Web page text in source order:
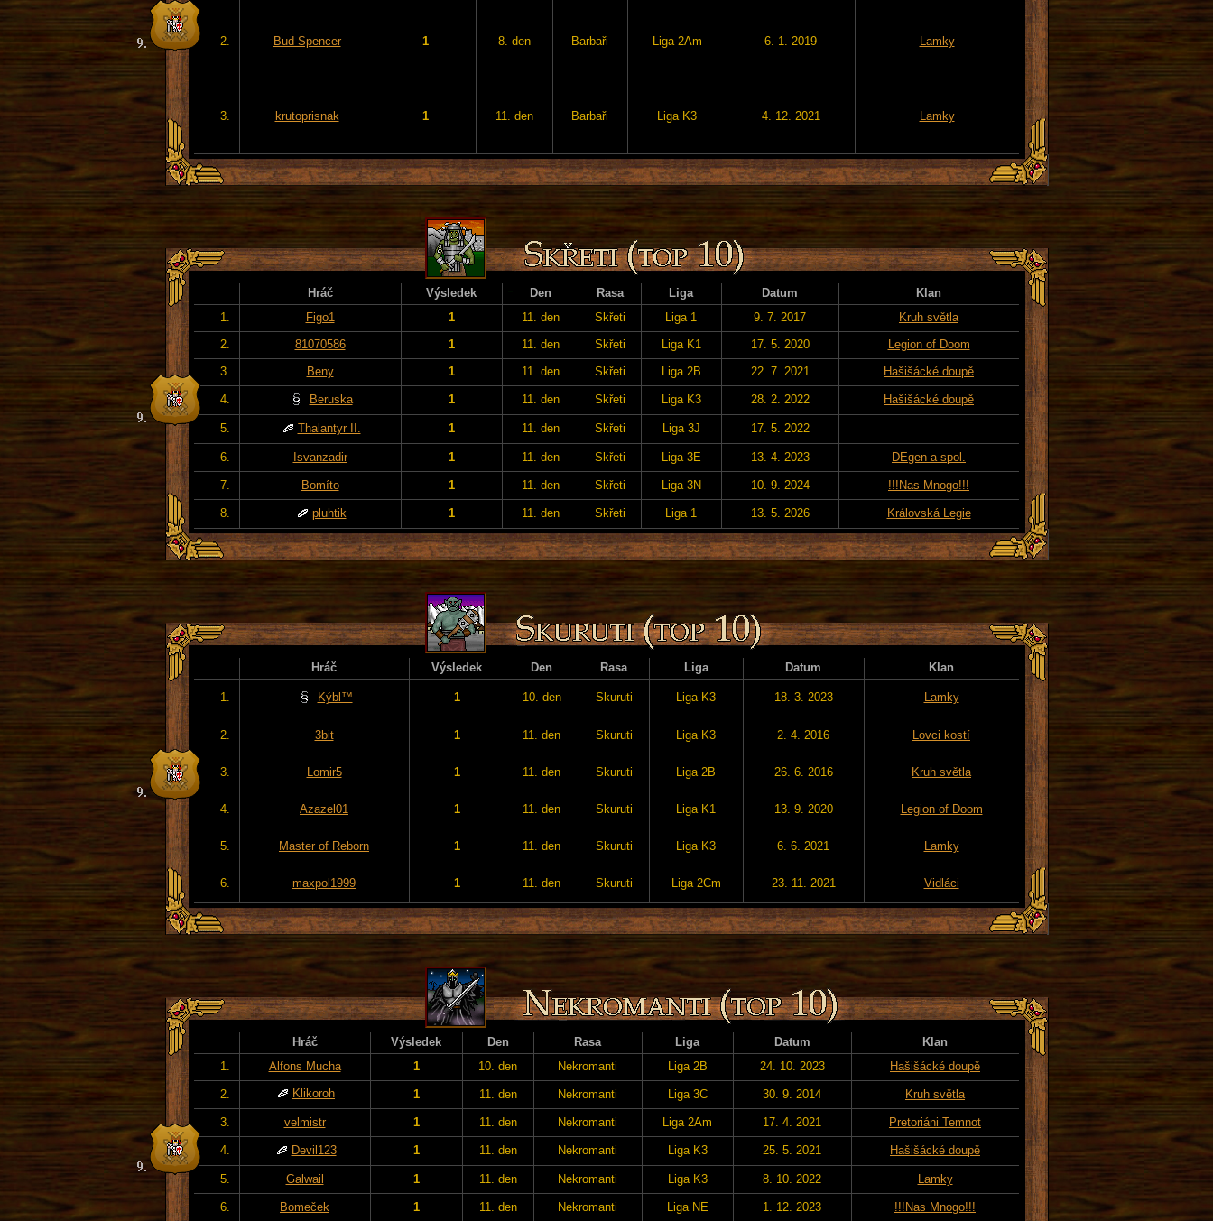
2. Bud Spencer 1 8. den Barbaři Liga 2Am 6. 1. 2019 Lamky
3. krutoprisnak 1 11. den Barbaři Liga K3 4. 12. 2021 Lamky
Hráč Výsledek Den Rasa Liga Datum
Klan
1.
Figo1 1 11. den Skřeti Liga 1 9. 7. 2017
Kruh světla
2.
81070586 1 11. den Skřeti Liga K1 17. 5. 2020
Legion of Doom
3.
Beny 1 11. den Skřeti Liga 2B 22. 7. 2021 Hašišácké doupě
4. Beruska 1 11. den Skřeti Liga K3 28. 2. 2022 Hašišácké doupě
5. Thalantyr II. 1 11. den Skřeti Liga 3J 17. 5. 2022
6. Isvanzadir 1 11. den Skřeti Liga 3E 13. 4. 2023 DEgen a spol.
7. Bomíto 1 11. den Skřeti Liga 3N 10. 9. 2024 !!!Nas Mnogo!!!
8. pluhtik 1 11. den Skřeti Liga 1 13. 5. 2026 Královská Legie
Hráč Výsledek Den Rasa Liga Datum Klan
1. Kýbl™ 1 10. den Skuruti Liga K3 18. 3. 2023 Lamky
2. 3bit 1 11. den Skuruti Liga K3 2. 4. 2016 Lovci kostí
3. Lomir5 1 11. den Skuruti Liga 2B 26. 6. 2016 Kruh světla
4. Azazel01 1 11. den Skuruti Liga K1 13. 9. 2020 Legion of Doom
5. Master of Reborn 1 11. den Skuruti Liga K3 6. 6. 2021 Lamky
6. maxpol1999 1 11. den Skuruti Liga 2Cm 23. 11. 2021 Vidláci
Hráč Výsledek Den Rasa Liga Datum
Klan
1.
Alfons Mucha 1 10. den Nekromanti Liga 2B 24. 10. 2023 Hašišácké doupě
2. Klikoroh 1 11. den Nekromanti Liga 3C 30. 9. 2014 Kruh světla
3. velmistr 1 11. den Nekromanti Liga 2Am 17. 4. 2021 Pretoriáni Temnot
4. Devil123 1 11. den Nekromanti Liga K3 25. 5. 2021 Hašišácké doupě
5. Galwail 1 11. den Nekromanti Liga K3 8. 10. 2022 Lamky
6. Bomeček 1 11. den Nekromanti Liga NE 1. 12. 2023 !!!Nas Mnogo!!!